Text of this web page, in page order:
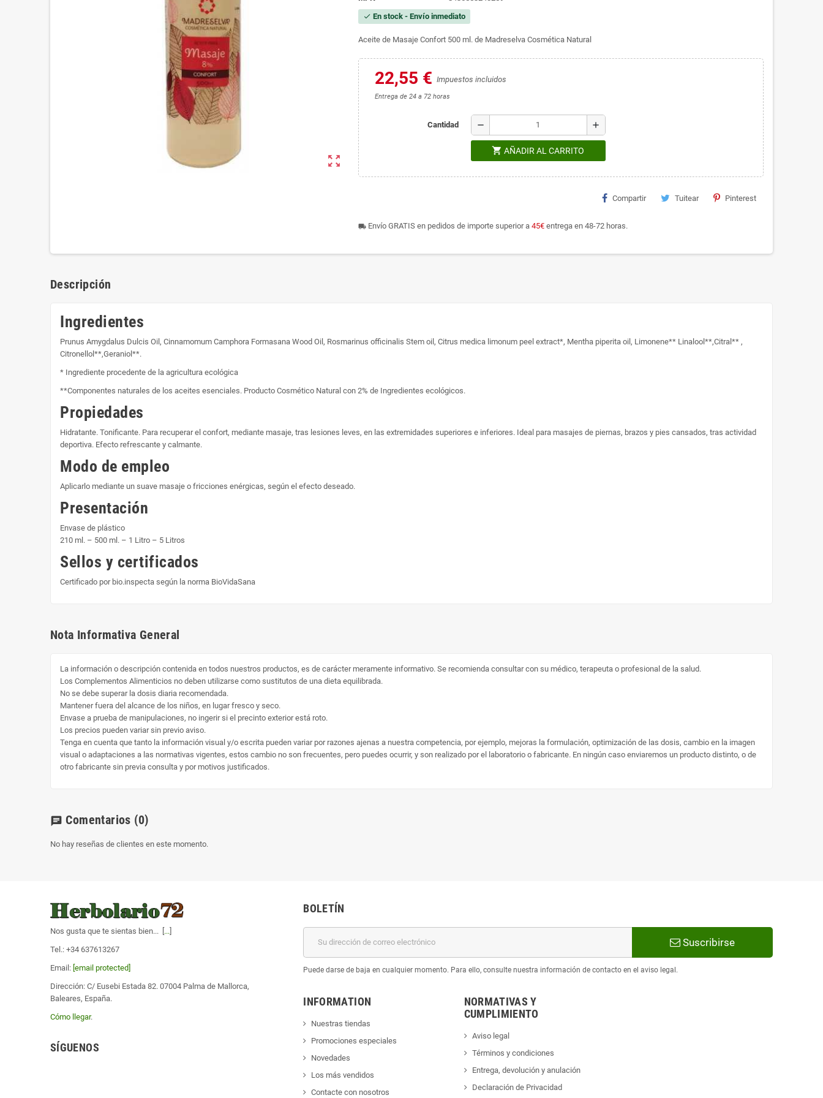
zoom_out_map
check En stock - Envío inmediato
Aceite de Masaje Confort 500 ml. de Madreselva Cosmética Natural
22,55 € Impuestos incluidos
Entrega de 24 a 72 horas
Cantidad remove add
shopping_cart AÑADIR AL CARRITO
Compartir Tuitear Pinterest
local_shippingEnvío GRATIS en pedidos de importe superior a 45€entrega en 48-72 horas.
Descripción
Ingredientes
Prunus Amygdalus Dulcis Oil, Cinnamomum Camphora Formasana Wood Oil, Rosmarinus officinalis Stem oil, Citrus medica limonum peel extract*, Mentha piperita oil, Limonene** Linalool**,Citral** ,
Citronellol**,Geraniol**.
* Ingrediente procedente de la agricultura ecológica
**Componentes naturales de los aceites esenciales. Producto Cosmético Natural con 2% de Ingredientes ecológicos.
Propiedades
Hidratante. Tonificante. Para recuperar el confort, mediante masaje, tras lesiones leves, en las extremidades superiores e inferiores. Ideal para masajes de piernas, brazos y pies cansados, tras actividad
deportiva. Efecto refrescante y calmante.
Modo de empleo
Aplicarlo mediante un suave masaje o fricciones enérgicas, según el efecto deseado.
Presentación
Envase de plástico
210 ml. – 500 ml. – 1 Litro – 5 Litros
Sellos y certificados
Certificado por bio.inspecta según la norma BioVidaSana
Nota Informativa General
La información o descripción contenida en todos nuestros productos, es de carácter meramente informativo. Se recomienda consultar con su médico, terapeuta o profesional de la salud.
Los Complementos Alimenticios no deben utilizarse como sustitutos de una dieta equilibrada.
No se debe superar la dosis diaria recomendada.
Mantener fuera del alcance de los niños, en lugar fresco y seco.
Envase a prueba de manipulaciones, no ingerir si el precinto exterior está roto.
Los precios pueden variar sin previo aviso.
Tenga en cuenta que tanto la información visual y/o escrita pueden variar por razones ajenas a nuestra competencia, por ejemplo, mejoras la formulación, optimización de las dosis, cambio en la imagen
visual o adaptaciones a las normativas vigentes, estos cambio no son frecuentes, pero puedes ocurrir, y son realizado por el laboratorio o fabricante. En ningún caso enviaremos un producto distinto, o de
otro fabricante sin previa consulta y por motivos justificados.
chat Comentarios (0)
No hay reseñas de clientes en este momento.
Nos gusta que te sientas bien... [ ...
Tel.: +34 637613267
Email: [email protected]
Dirección: C/ Eusebi Estada 82. 07004 Palma de Mallorca,
Baleares, España.
Cómo llegar.
SÍGUENOS
BOLETÍN
Suscribirse
Puede darse de baja en cualquier momento. Para ello, consulte nuestra información de contacto en el aviso legal.
INFORMATION
Nuestras tiendas
Promociones especiales
Novedades
Los más vendidos
Contacte con nosotros
NORMATIVAS Y
CUMPLIMIENTO
Aviso legal
Términos y condiciones
Entrega, devolución y anulación
Declaración de Privacidad